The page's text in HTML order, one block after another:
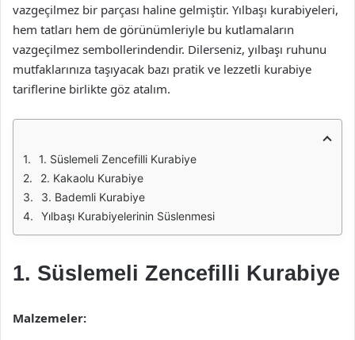
vazgeçilmez bir parçası haline gelmiştir. Yılbaşı kurabiyeleri,
hem tatları hem de görünümleriyle bu kutlamaların
vazgeçilmez sembollerindendir. Dilerseniz, yılbaşı ruhunu
mutfaklarınıza taşıyacak bazı pratik ve lezzetli kurabiye
tariflerine birlikte göz atalım.
1. Süslemeli Zencefilli Kurabiye
2. Kakaolu Kurabiye
3. Bademli Kurabiye
Yılbaşı Kurabiyelerinin Süslenmesi
1. Süslemeli Zencefilli Kurabiye
Malzemeler: